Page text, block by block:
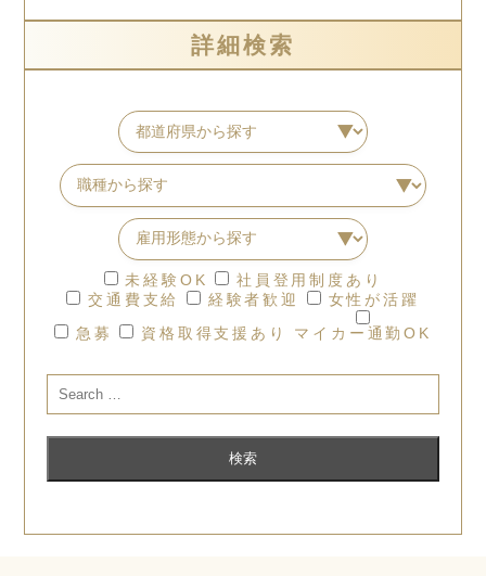
詳細検索
未経験OK
社員登用制度あり
交通費支給
経験者歓迎
女性が活躍
急募
資格取得支援あり マイカー通勤OK